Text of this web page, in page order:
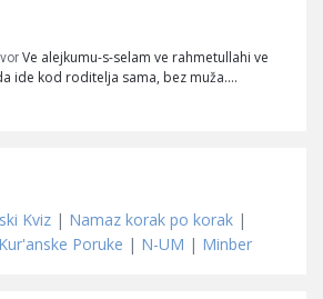
Ve alejkumu-s-selam ve rahmetullahi ve
ide kod roditelja sama, bez muža.…
Kviz | Namaz korak po korak |
Kur'anske Poruke | N-UM | Minber